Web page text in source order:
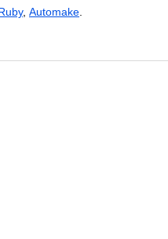
, Automake